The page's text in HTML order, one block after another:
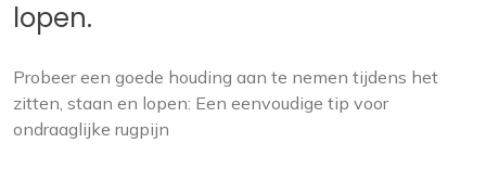
lopen.
Probeer een goede houding aan te nemen tijdens het
zitten, staan ​​en lopen: Een eenvoudige tip voor
ondraaglijke rugpijn